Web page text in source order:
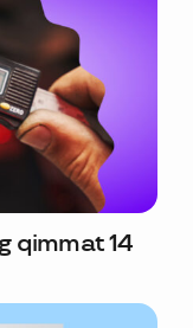
qimmat 14